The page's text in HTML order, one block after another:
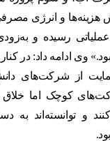
هزینه‌ها و انرژی
رسیده و
بود.» وی ادامه داد: در
از شرکت‌های
کوچک اما خلاق
و توانسته‌اند به